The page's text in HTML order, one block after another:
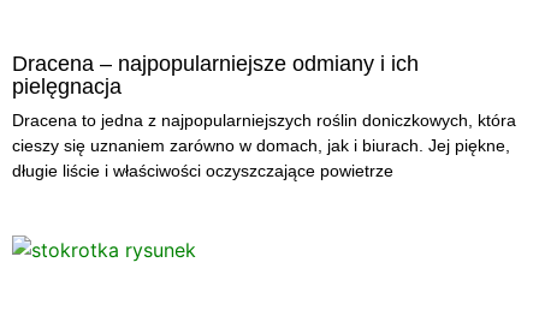
Dracena – najpopularniejsze odmiany i ich
pielęgnacja
Dracena to jedna z najpopularniejszych roślin doniczkowych, która
cieszy się uznaniem zarówno w domach, jak i biurach. Jej piękne,
długie liście i właściwości oczyszczające powietrze